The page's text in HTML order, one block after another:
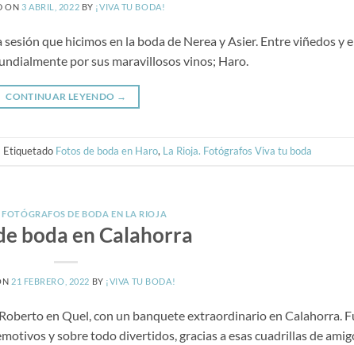
ON 3 ABRIL, 2022 BY ¡VIVA TU BODA!
que hicimos en la boda de Nerea y Asier. Entre viñedos y
por sus maravillosos vinos; Haro.
CONTINUAR LEYENDO →
Etiquetado Fotos de boda en Haro, La Rioja. Fotógrafos Viva tu boda
,FOTÓGRAFOS DE BODA EN LA RIOJA
boda en Calahorra
21 FEBRERO, 2022 BY ¡VIVA TU BODA!
en Quel, con un banquete extraordinario en Calahorra.
y sobre todo divertidos, gracias a esas cuadrillas de